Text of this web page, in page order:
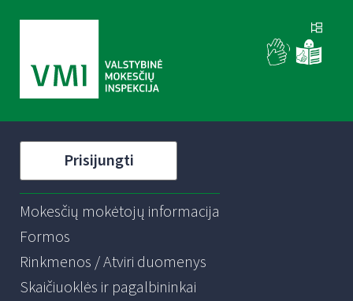
Prisijungti
Mokesčių mokėtojų informacija
Formos
Rinkmenos / Atviri duomenys
Skaičiuoklės ir pagalbininkai